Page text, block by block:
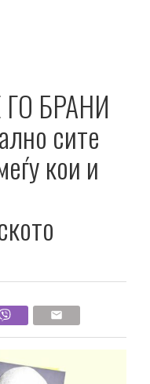
БРАНИ
сите
кои и